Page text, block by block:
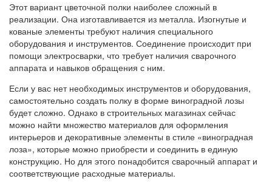
Этот вариант цветочной полки наиболее сложный в
реализации. Она изготавливается из металла. Изогнутые и
кованые элементы требуют наличия специального
оборудования и инструментов. Соединение происходит при
помощи электросварки, что требует наличия сварочного
аппарата и навыков обращения с ним.
Если у вас нет необходимых инструментов и оборудования,
самостоятельно создать полку в форме виноградной лозы
будет сложно. Однако в строительных магазинах сейчас
можно найти множество материалов для оформления
интерьеров и декоративные элементы в стиле «виноградная
лоза», которые можно приобрести и соединить в единую
конструкцию. Но для этого понадобится сварочный аппарат и
соответствующие расходные материалы.